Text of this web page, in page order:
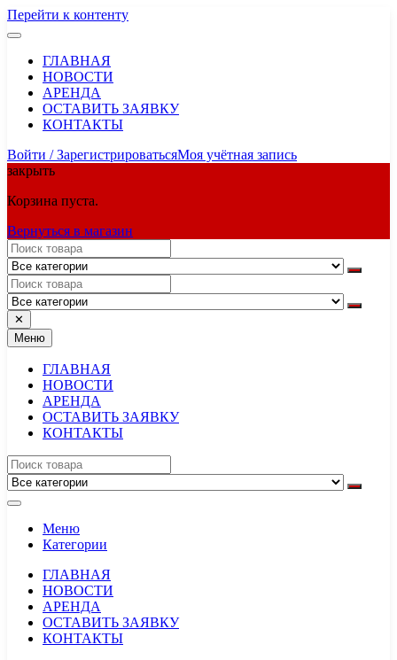
Перейти к контенту
ГЛАВНАЯ
НОВОСТИ
АРЕНДА
ОСТАВИТЬ ЗАЯВКУ
КОНТАКТЫ
Войти / ЗарегистрироватьсяМоя учётная запись
закрыть
Корзина пуста.
Вернуться в магазин
✕
Меню
ГЛАВНАЯ
НОВОСТИ
АРЕНДА
ОСТАВИТЬ ЗАЯВКУ
КОНТАКТЫ
Меню
Категории
ГЛАВНАЯ
НОВОСТИ
АРЕНДА
ОСТАВИТЬ ЗАЯВКУ
КОНТАКТЫ